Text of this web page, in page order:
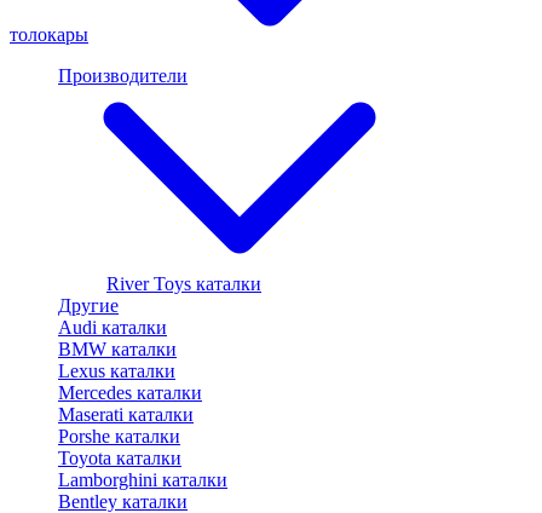
толокары
Производители
River Toys каталки
Другие
Audi каталки
BMW каталки
Lexus каталки
Mercedes каталки
Maserati каталки
Porshe каталки
Toyota каталки
Lamborghini каталки
Bentley каталки